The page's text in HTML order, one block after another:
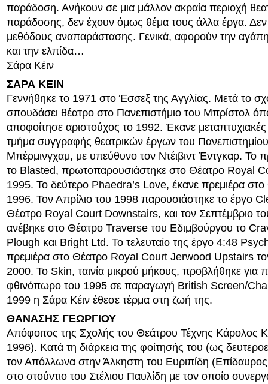
παράδοση. Ανήκουν σε μια μάλλον ακραία περιοχή
παράδοσης, δεν έχουν όμως θέμα τους άλλα έργα. Δεν
μεθόδους αναπαράστασης. Γενικά, αφορούν την
και την ελπίδα…
Σάρα Κέιν
ΣΑΡΑ ΚΕΙΝ
Γεννήθηκε το 1971 στο Έσσεξ της Αγγλίας. Μετά το
σπουδάσει θέατρο στο Πανεπιστήμιο του Μπρίστολ
αποφοίτησε αριστούχος το 1992. Έκανε
τμήμα συγγραφής θεατρικών έργων του
Μπέρμινγχαμ, με υπεύθυνο τον Ντέιβιντ Έντγκαρ. Το
το Blasted, πρωτοπαρουσιάστηκε στο Θέατρο Royal
1995. Το δεύτερο Phaedra’s Love, έκανε πρεμιέρα
1996. Τον Απρίλιο του 1998 παρουσιάστηκε το έργο
Θέατρο Royal Court Downstairs, και τον Σεπτέμβριο
ανέβηκε στο Θέατρο Traverse του Εδιμβούργου το
Plough και Bright Ltd. Το τελευταίο της έργο 4:48
πρεμιέρα στο Θέατρο Royal Court Jerwood Upstairs
2000. Το Skin, ταινία μικρού μήκους, προβλήθηκε για
φθινόπωρο του 1995 σε παραγωγή British Screen/
1999 η Σάρα Κέιν έθεσε τέρμα στη ζωή της.
ΘΑΝΑΣΗΣ ΓΕΩΡΓΙΟΥ
Απόφοιτος της Σχολής του Θεάτρου Τέχνης Κάρολος
1996). Κατά τη διάρκεια της φοίτησής του (ως
τον Απόλλωνα στην Άλκηστη του Ευριπίδη
στο στούντιο του Στέλιου Παυλίδη με τον οποίο